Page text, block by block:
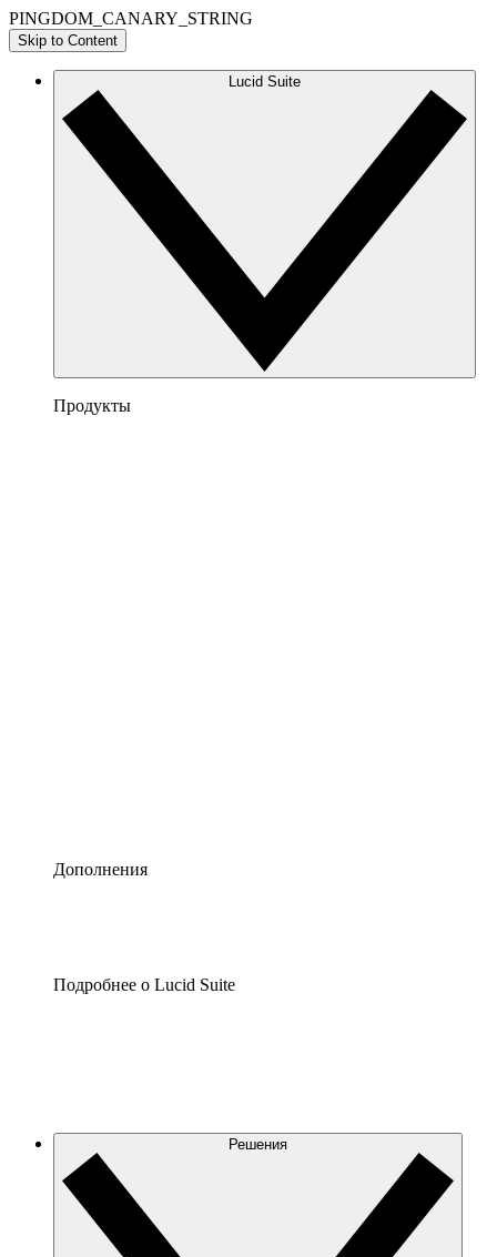
PINGDOM_CANARY_STRING
Skip to Content
Lucid Suite
Продукты
Дополнения
Подробнее о Lucid Suite
Решения